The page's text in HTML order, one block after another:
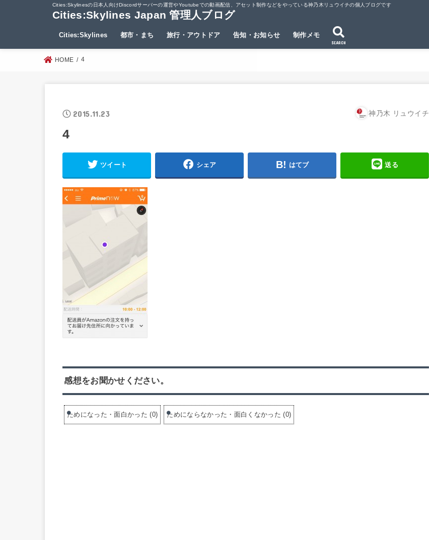
Cities:Skylinesの日本人向けDiscordサーバーの運営やYoutubeでの動画配信、アセット制作などをやっている神乃木リュウイチの個人ブログです
Cities:Skylines Japan 管理人ブログ
Cities:Skylines 都市・まち 旅行・アウトドア 告知・お知らせ 制作メモ
SEARCH
HOME 4
2015.11.23 神乃木 リュウイチ
4
ツイート シェア はてブ 送る
感想をお聞かせください。
ためになった・面白かった (0) ためにならなかった・面白くなかった (0)